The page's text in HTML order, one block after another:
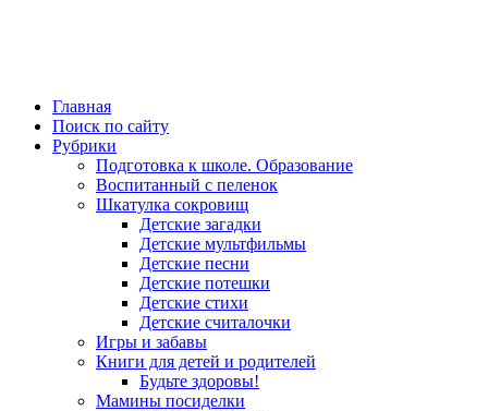
Главная
Поиск по сайту
Рубрики
Подготовка к школе. Образование
Воспитанный с пеленок
Шкатулка сокровищ
Детские загадки
Детские мультфильмы
Детские песни
Детские потешки
Детские стихи
Детские считалочки
Игры и забавы
Книги для детей и родителей
Будьте здоровы!
Мамины посиделки